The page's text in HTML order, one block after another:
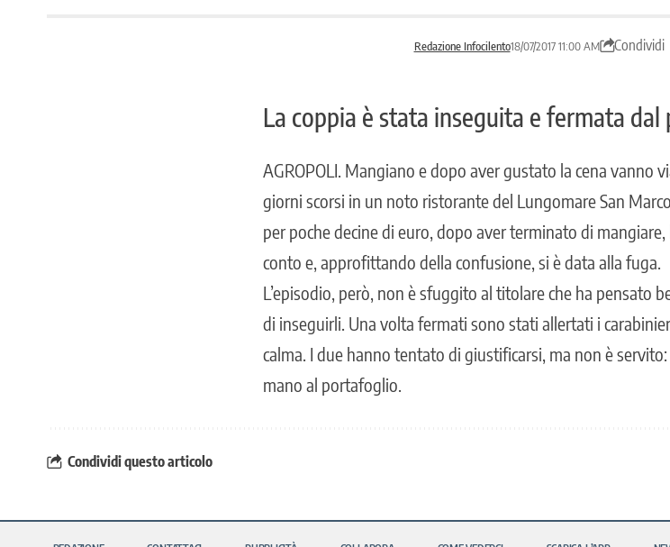
Redazione Infocilento18/07/2017 11:00 AM Condividi
La coppia è stata inseguita e fermata
AGROPOLI. Mangiano e dopo aver gustato la cena vanno
giorni scorsi in un noto ristorante del Lungomare San
per poche decine di euro, dopo aver terminato di
conto e, approfittando della confusione, si è data alla fuga.
L’episodio, però, non è sfuggito al titolare che ha pensato
di inseguirli. Una volta fermati sono stati allertati i
calma. I due hanno tentato di giustificarsi, ma non è
mano al portafoglio.
Condividi questo articolo